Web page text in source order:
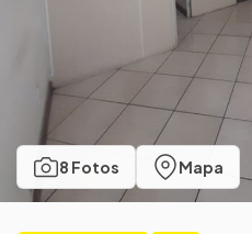
8 Fotos Mapa